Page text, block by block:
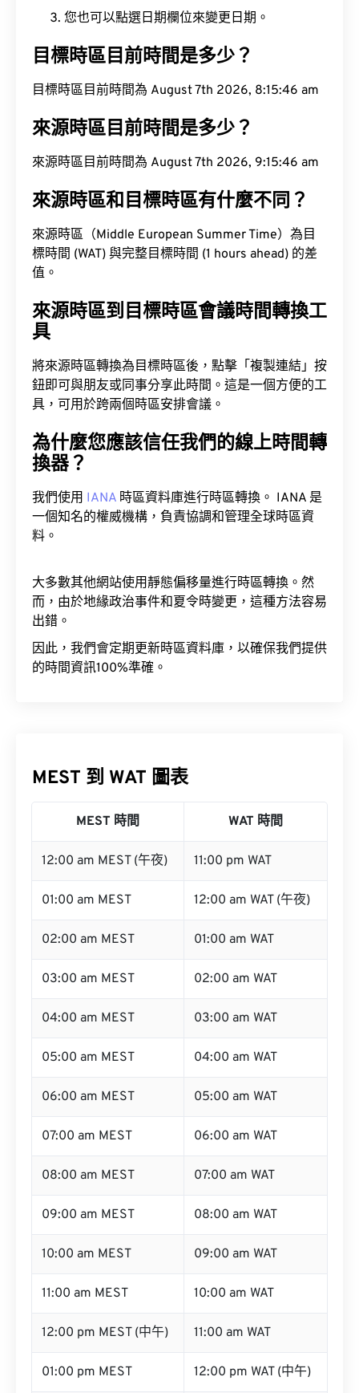
您也可以點選日期欄位來變更日期。
目標時區目前時間是多少？
目標時區目前時間為 August 7th 2026, 8:15:47 am
來源時區目前時間是多少？
來源時區目前時間為 August 7th 2026, 9:15:47 am
來源時區和目標時區有什麼不同？
來源時區（Middle European Summer Time）為目
標時間 (WAT) 與完整目標時間 (1 hours ahead) 的差
值。
來源時區到目標時區會議時間轉換工
具
將來源時區轉換為目標時區後，點擊「複製連結」按
鈕即可與朋友或同事分享此時間。這是一個方便的工
具，可用於跨兩個時區安排會議。
為什麼您應該信任我們的線上時間轉
換器？
我們使用 IANA 時區資料庫進行時區轉換。 IANA 是
一個知名的權威機構，負責協調和管理全球時區資
料。
大多數其他網站使用靜態偏移量進行時區轉換。然
而，由於地緣政治事件和夏令時變更，這種方法容易
出錯。
因此，我們會定期更新時區資料庫，以確保我們提供
的時間資訊100%準確。
MEST 到 WAT 圖表
MEST 時間 WAT 時間
12:00 am MEST (午夜) 11:00 pm WAT
01:00 am MEST 12:00 am WAT (午夜)
02:00 am MEST 01:00 am WAT
03:00 am MEST 02:00 am WAT
04:00 am MEST 03:00 am WAT
05:00 am MEST 04:00 am WAT
06:00 am MEST 05:00 am WAT
07:00 am MEST 06:00 am WAT
08:00 am MEST 07:00 am WAT
09:00 am MEST 08:00 am WAT
10:00 am MEST 09:00 am WAT
11:00 am MEST 10:00 am WAT
12:00 pm MEST (中午) 11:00 am WAT
01:00 pm MEST 12:00 pm WAT (中午)